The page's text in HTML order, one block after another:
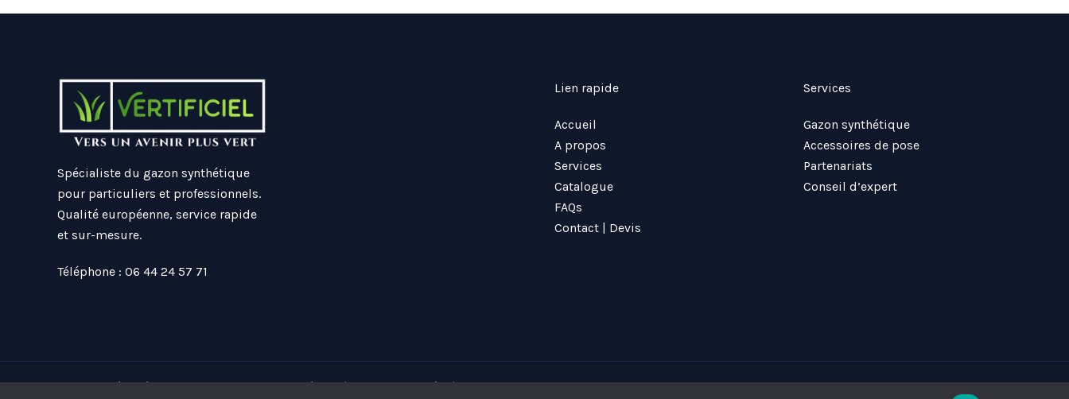
Spécialiste du gazon synthétique
pour particuliers et professionnels.
Qualité européenne, service rapide
et sur-mesure.
Téléphone : 06 44 24 57 71
Lien rapide
Accueil
A propos
Services
Catalogue
FAQs
Contact | Devis
Services
Gazon synthétique
Accessoires de pose
Partenariats
Conseil d’expert
Tous droit réservés © 2026 Vertificiel -Mentions légales|Cookies et données|Plan de